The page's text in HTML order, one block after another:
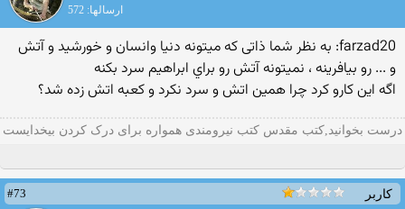
ارسالها: 572
farzad20: به نظر شما ذاتی که ميتونه دنيا وانسان و خورشيد و آتش
و ... رو بيافرينه ، نميتونه آتش رو براي ابراهيم سرد بکنه
اگه این كارو كرد چرا همین اتش و سرد نكرد و كعبه اتش زده شد؟
درست بخوانید,کتب مقدس کتب نیرومندی همواره برای درک کردن بیخدایست
کاربر
#73